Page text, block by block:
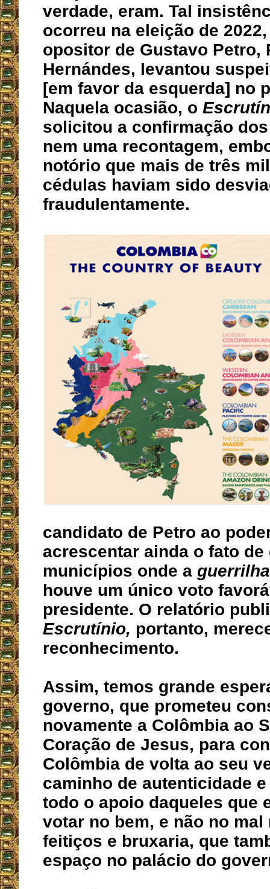
verdade, eram. Tal
ocorreu na eleição de
opositor de Gustavo Petro,
Hernándes, levantou
[em favor da esquerda] no
Naquela ocasião, o
solicitou a confirmação
nem uma recontagem,
notório que mais de três
cédulas haviam sido
fraudulentamente.
candidato de Petro ao
acrescentar ainda o fato
municípios onde a guerrilha
houve um único voto
presidente. O relatório
Escrutínio, portanto,
reconhecimento.
Assim, temos grande
governo, que prometeu
novamente a Colômbia ao
Coração de Jesus, para
Colômbia de volta ao seu
caminho de autenticidade
todo o apoio daqueles que
votar no bem, e não no mal
feitiços e bruxaria, que
espaço no palácio do